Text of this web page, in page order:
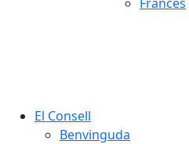
El Consell
Benvinguda